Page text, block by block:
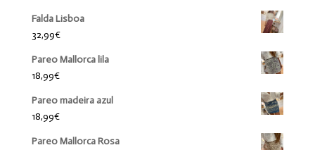
Falda Lisboa
32,99€
Pareo Mallorca lila
18,99€
Pareo madeira azul
18,99€
Pareo Mallorca Rosa